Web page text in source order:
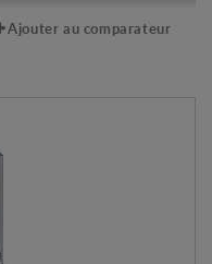
Ajouter au comparateur